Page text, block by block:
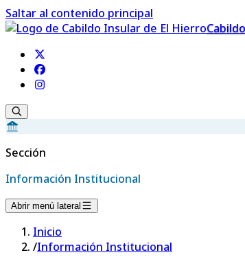
Saltar al contenido principal
Sección
Información Institucional
Abrir menú lateral
Inicio
/Información Institucional